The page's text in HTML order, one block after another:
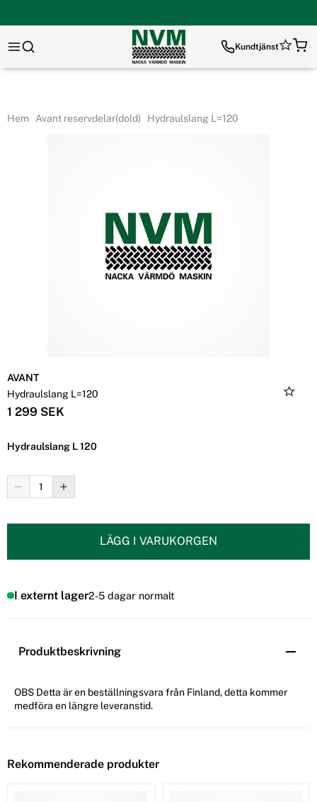
Kundtjänst
Hem Avant reservdelar(dold) Hydraulslang L=120
AVANT
Hydraulslang L=120
1 299 SEK
Hydraulslang L 120
LÄGG I VARUKORGEN
I externt lager2-5 dagar normalt
Produktbeskrivning
OBS Detta är en beställningsvara från Finland, detta kommer
medföra en längre leveranstid.
Rekommenderade produkter